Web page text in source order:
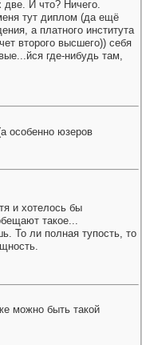
И что? Ничего.
тут диплом (да ещё
а платного института
второго высшего)) себя
где-нибудь там,
особенно юзеров
и хотелось бы
такое...
То ли полная тупость, то
можно быть такой